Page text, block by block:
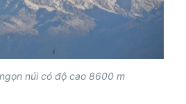
núi có độ cao 8600 m